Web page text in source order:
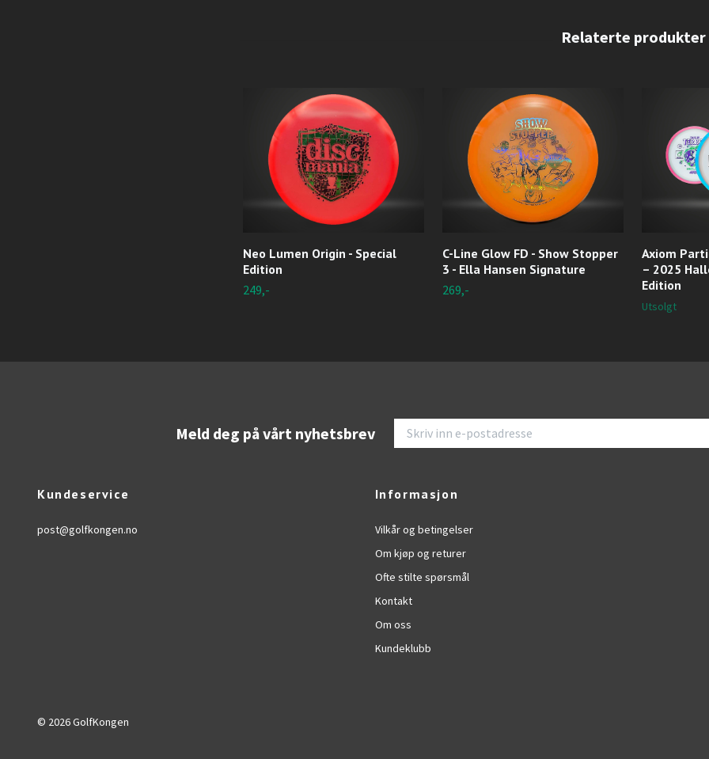
Neo Lumen Origin - Special
Edition
249,-
C-Line Glow FD - Show Stopper
3 - Ella Hansen Signature
269,-
Axiom
– 2025
Edition
Utsolgt
Meld deg på vårt nyhetsbrev
Kundeservice
post@golfkongen.no
Informasjon
Vilkår og betingelser
Om kjøp og returer
Ofte stilte spørsmål
Kontakt
Om oss
Kundeklubb
© 2026 GolfKongen